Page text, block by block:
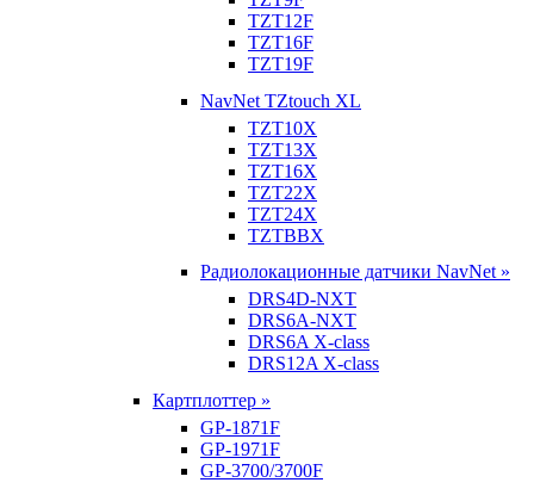
TZT12F
TZT16F
TZT19F
NavNet TZtouch XL
TZT10X
TZT13X
TZT16X
TZT22X
TZT24X
TZTBBX
Радиолокационные датчики NavNet »
DRS4D-NXT
DRS6A-NXT
DRS6A X-class
DRS12A X-class
Картплоттер »
GP-1871F
GP-1971F
GP-3700/3700F